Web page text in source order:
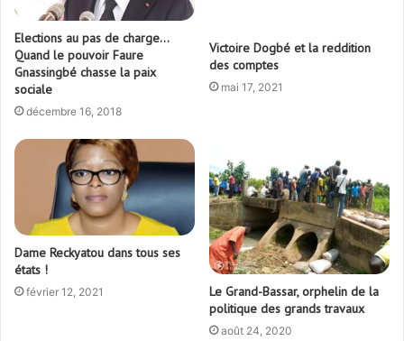
Elections au pas de charge…
Quand le pouvoir Faure
Gnassingbé chasse la paix
sociale
décembre 16, 2018
Victoire Dogbé et la reddition
des comptes
mai 17, 2021
Dame Reckyatou dans tous ses
états !
février 12, 2021
Le Grand-Bassar, orphelin de la
politique des grands travaux
août 24, 2020